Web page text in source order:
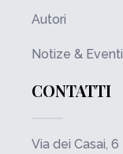
Autori
Notize & Eventi
CONTATTI
Via dei Casai, 6